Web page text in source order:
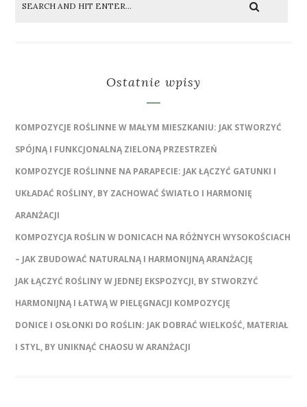
Ostatnie wpisy
KOMPOZYCJE ROŚLINNE W MAŁYM MIESZKANIU: JAK STWORZYĆ
SPÓJNĄ I FUNKCJONALNĄ ZIELONĄ PRZESTRZEŃ
KOMPOZYCJE ROŚLINNE NA PARAPECIE: JAK ŁĄCZYĆ GATUNKI I
UKŁADAĆ ROŚLINY, BY ZACHOWAĆ ŚWIATŁO I HARMONIĘ
ARANŻACJI
KOMPOZYCJA ROŚLIN W DONICACH NA RÓŻNYCH WYSOKOŚCIACH
– JAK ZBUDOWAĆ NATURALNĄ I HARMONIJNĄ ARANŻACJĘ
JAK ŁĄCZYĆ ROŚLINY W JEDNEJ EKSPOZYCJI, BY STWORZYĆ
HARMONIJNĄ I ŁATWĄ W PIELĘGNACJI KOMPOZYCJĘ
DONICE I OSŁONKI DO ROŚLIN: JAK DOBRAĆ WIELKOŚĆ, MATERIAŁ
I STYL, BY UNIKNĄĆ CHAOSU W ARANŻACJI